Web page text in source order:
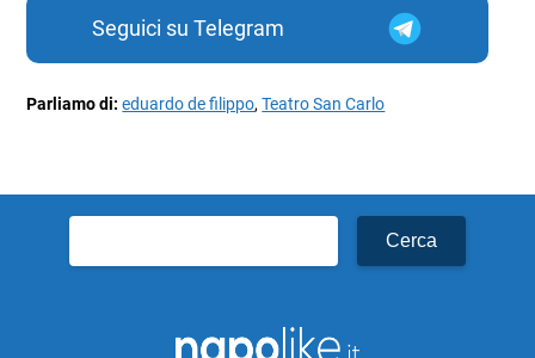
Seguici su Telegram
Parliamo di:eduardo de filippo,Teatro San Carlo
per: